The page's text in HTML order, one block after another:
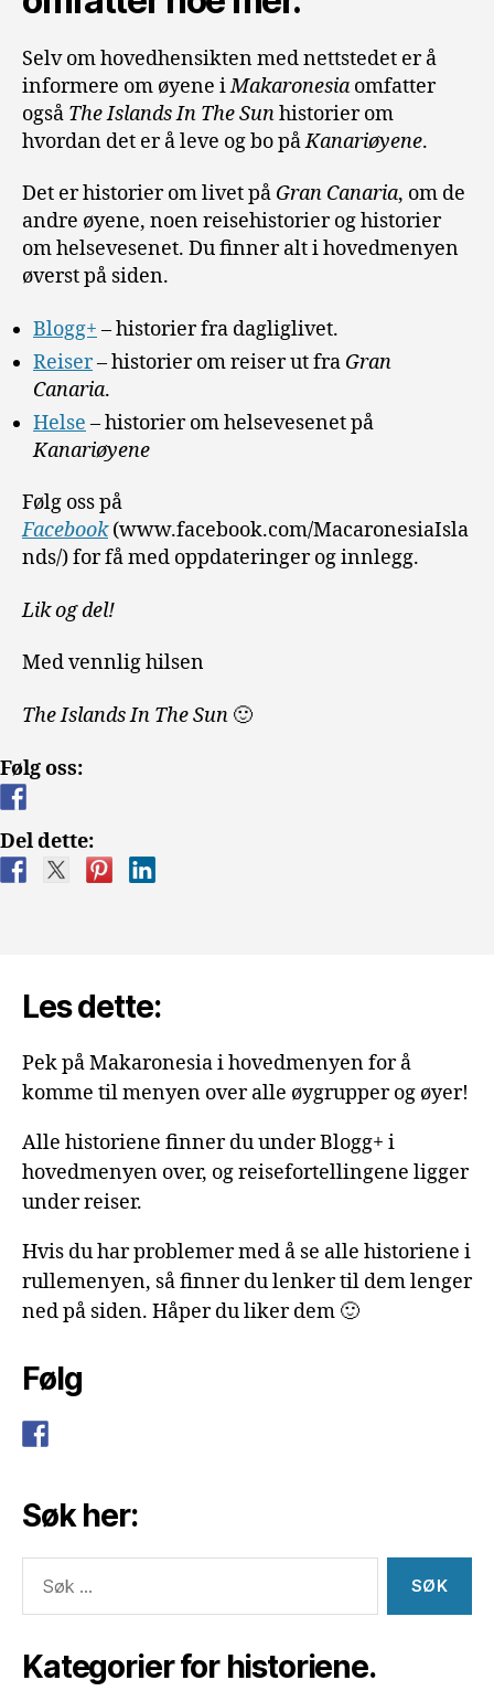
Selv om hovedhensikten med nettstedet er å
informere om øyene iMakaronesia omfatter
også The Islands In The Sunhistorier om
hvordan det er å leve og bo påKanariøyene.
Det er historier om livet på Gran Canaria, om de
andre øyene, noen reisehistorier og historier
om helsevesenet. Du finner alt i hovedmenyen
øverst på siden.
Blogg+ – historier fra dagliglivet.
Reiser– historier om reiser ut fra Gran
Canaria.
Helse – historier om helsevesenet på
Kanariøyene
Følg oss på
Facebook(www.facebook.com/MacaronesiaIsla
nds/) for få med oppdateringer og innlegg.
Lik og del!
Med vennlig hilsen
The Islands In The Sun 🙂
Følg oss:
Del dette:
Les dette:
Pek på Makaronesia i hovedmenyen for å
komme til menyen over alle øygrupper og øyer!
Alle historiene finner du under Blogg+ i
hovedmenyen over, og reisefortellingene ligger
under reiser.
Hvis du har problemer med å se alle historiene i
rullemenyen, så finner du lenker til dem lenger
ned på siden. Håper du liker dem 🙂
Følg
Søk her:
etter:
Kategorier for historiene.